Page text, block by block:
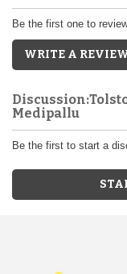
Be the first one to
WRITE A
Medipallu
Be the first to start a